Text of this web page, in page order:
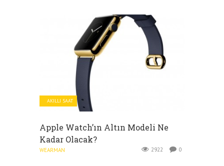
AKILLI SAAT
Apple Watch’ın Altın Modeli Ne
Kadar Olacak?
WEARMAN 2922 0